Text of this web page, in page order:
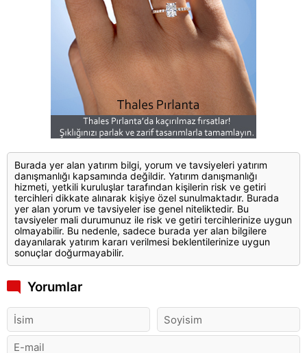
Burada yer alan yatırım bilgi, yorum ve tavsiyeleri yatırım
danışmanlığı kapsamında değildir. Yatırım danışmanlığı
hizmeti, yetkili kuruluşlar tarafından kişilerin risk ve getiri
tercihleri dikkate alınarak kişiye özel sunulmaktadır. Burada
yer alan yorum ve tavsiyeler ise genel niteliktedir. Bu
tavsiyeler mali durumunuz ile risk ve getiri tercihlerinize uygun
olmayabilir. Bu nedenle, sadece burada yer alan bilgilere
dayanılarak yatırım kararı verilmesi beklentilerinize uygun
sonuçlar doğurmayabilir.
Yorumlar